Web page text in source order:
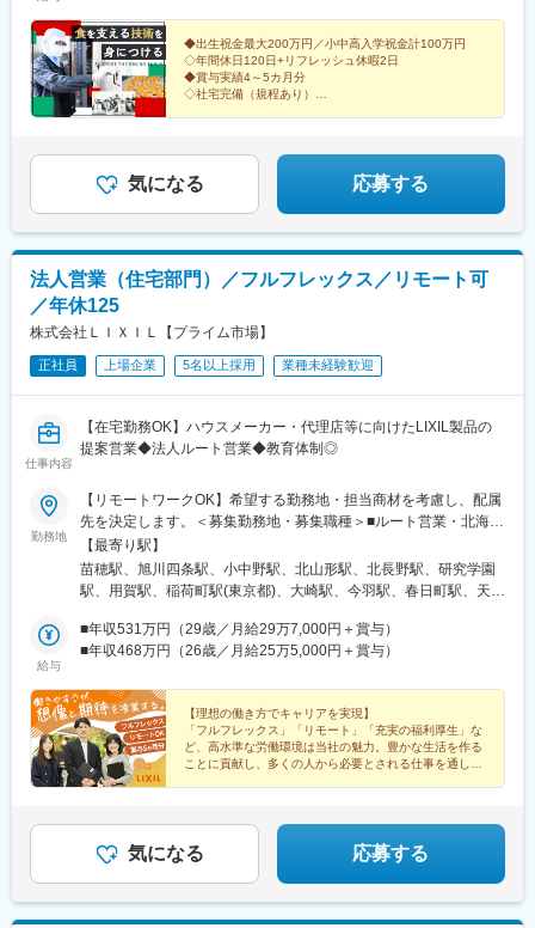
ス神戸工場〇福岡県・福岡麺工場★一般職は転居を伴う異動なし
★受動喫煙対策あり★U・Iターン支援あり※2社合同募集。配属先
については入社された法人内でご希望を考慮して決定します。
卒・高卒／月給21万5200円以上※年齢・経験・能力などを考慮の
上優遇します。※総合職の場合は、転居を伴う異動が発生する場合
がございます。◎別途、賞与年2回と各種手当（時間外手当は全額
支給）を支給！【試用期間中】■大卒以上／月給23万6100円以上■
短大・専門卒・高卒／月給21万5200円以上＜各社共通＞
◆出生祝金最大200万円／小中高入学祝金計100万円
◇年間休日120日+リフレッシュ休暇2日
◆賞与実績4～5カ月分
◇社宅完備（規程あり）
気になる 応募する
法人営業（住宅部門）／フルフレックス／リモート可
／年休125
株式会社ＬＩＸＩＬ【プライム市場】
正社員 上場企業 5名以上採用 業種未経験歓迎
仕事内容
【在宅勤務OK】ハウスメーカー・代理店等に向けたLIXIL製品の
提案営業◆法人ルート営業◆教育体制◎
勤務地
【リモートワークOK】希望する勤務地・担当商材を考慮し、配属
先を決定します。＜募集勤務地・募集職種＞■ルート営業・北海道
（旭川市）・青森（八戸市）・山形（山形市）・長野（長野
市）・茨城（つくば市）・東京（世田谷／上野）・静岡（静岡市
／浜松市）・愛知（岡崎市／）・三重（津市）・大阪（大阪市淀
崎（諫早市）・沖縄（宜野湾市）■リテール営業・東京（大崎）■
タイル営業・北海道（札幌市）■特需営業・北海道（札幌市）・埼
の配属となります。※異動については、勤務地のご希望を考慮の上
決定いたします。受動喫煙防止対策あり
【最寄り駅】
苗穂駅、旭川四条駅、小中野駅、北山形駅、北長野駅、研究学園
駅、用賀駅、稲荷町駅(東京都)、大崎駅、今羽駅、春日町駅、天竜
駅(広島県)、久米駅、東山公園駅(鳥取県)、東比恵駅、市布駅、浦
添前田駅、東区役所前駅、上野駅、東宮原駅、米野駅、東三国
給与
■年収531万円（29歳／月給29万7,000円＋賞与）
■年収468万円（26歳／月給25万5,000円＋賞与）
【理想の働き方でキャリアを実現】
「フルフレックス」「リモート」「充実の福利厚生」な
ど、高水準な労働環境は当社の魅力。豊かな生活を作る
ことに貢献し、多くの人から必要とされる仕事を通し
気になる 応募する